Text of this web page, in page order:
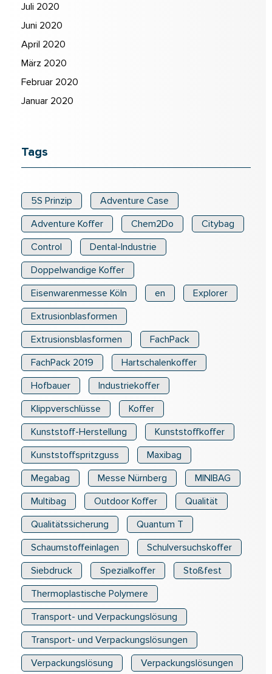
Juli 2020
Juni 2020
April 2020
März 2020
Februar 2020
Januar 2020
Tags
5S Prinzip
Adventure Case
Adventure Koffer
Chem2Do
Citybag
Control
Dental-Industrie
Doppelwandige Koffer
Eisenwarenmesse Köln
en
Explorer
Extrusionblasformen
Extrusionsblasformen
FachPack
FachPack 2019
Hartschalenkoffer
Hofbauer
Industriekoffer
Klippverschlüsse
Koffer
Kunststoff-Herstellung
Kunststoffkoffer
Kunststoffspritzguss
Maxibag
Megabag
Messe Nürnberg
MINIBAG
Multibag
Outdoor Koffer
Qualität
Qualitätssicherung
Quantum T
Schaumstoffeinlagen
Schulversuchskoffer
Siebdruck
Spezialkoffer
Stoßfest
Thermoplastische Polymere
Transport- und Verpackungslösung
Transport- und Verpackungslösungen
Verpackungslösung
Verpackungslösungen